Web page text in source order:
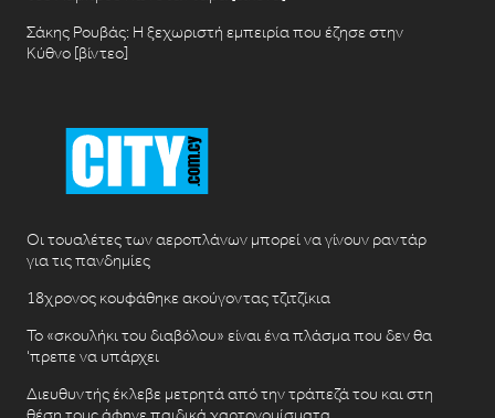
Σάκης Ρουβάς: Η ξεχωριστή εμπειρία που έζησε στην
Κύθνο [βίντεο]
Οι τουαλέτες των αεροπλάνων μπορεί να γίνουν ραντάρ
για τις πανδημίες
18χρονος κουφάθηκε ακούγοντας τζιτζίκια
Το «σκουλήκι του διαβόλου» είναι ένα πλάσμα που δεν θα
‘πρεπε να υπάρχει
Διευθυντής έκλεβε μετρητά από την τράπεζά του και στη